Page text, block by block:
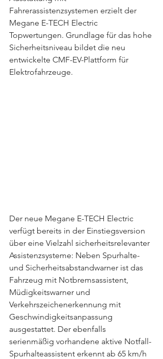
Fahrerassistenzsystemen erzielt der
Megane E-TECH Electric
Topwertungen. Grundlage für das hohe
Sicherheitsniveau bildet die neu
entwickelte CMF-EV-Plattform für
Elektrofahrzeuge.
Der neue Megane E-TECH Electric
verfügt bereits in der Einstiegsversion
über eine Vielzahl sicherheitsrelevanter
Assistenzsysteme: Neben Spurhalte-
und Sicherheitsabstandwarner ist das
Fahrzeug mit Notbremsassistent,
Müdigkeitswarner und
Verkehrszeichenerkennung mit
Geschwindigkeitsanpassung
ausgestattet. Der ebenfalls
serienmäßig vorhandene aktive Notfall-
Spurhalteassistent erkennt ab 65 km/h